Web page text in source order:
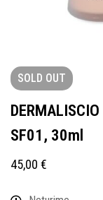
SOLD OUT
SF01, 30ml
45,00 €